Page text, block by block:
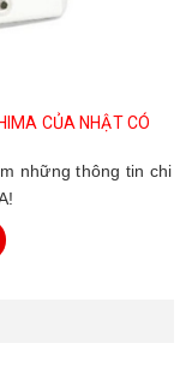
CỦA NHẬT CÓ
những thông tin chi